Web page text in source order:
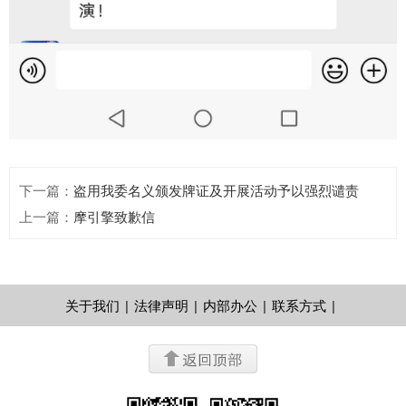
下一篇 ： 盗用我委名义颁发牌证及开展活动予以强烈谴责
上一篇 ： 摩引擎致歉信
关于我们 | 法律声明 | 内部办公 | 联系方式 |